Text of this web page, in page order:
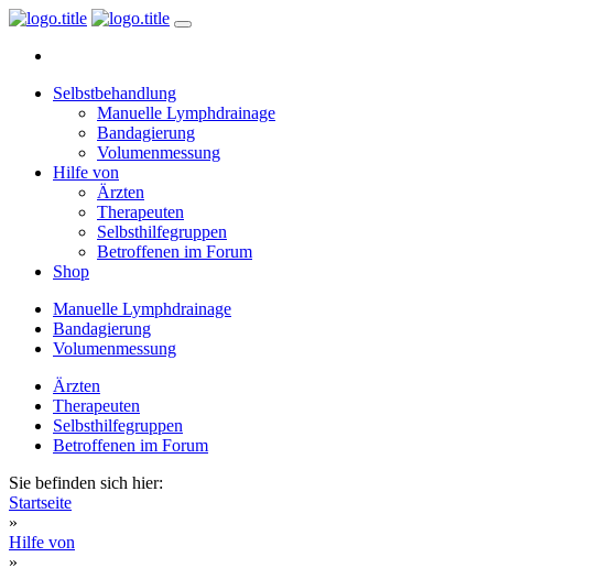
Selbstbehandlung
Manuelle Lymphdrainage
Bandagierung
Volumenmessung
Hilfe von
Ärzten
Therapeuten
Selbsthilfegruppen
Betroffenen im Forum
Shop
Manuelle Lymphdrainage
Bandagierung
Volumenmessung
Ärzten
Therapeuten
Selbsthilfegruppen
Betroffenen im Forum
Sie befinden sich hier:
Startseite
»
Hilfe von
»